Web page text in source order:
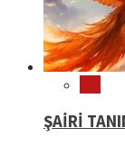
ŞAİRİ